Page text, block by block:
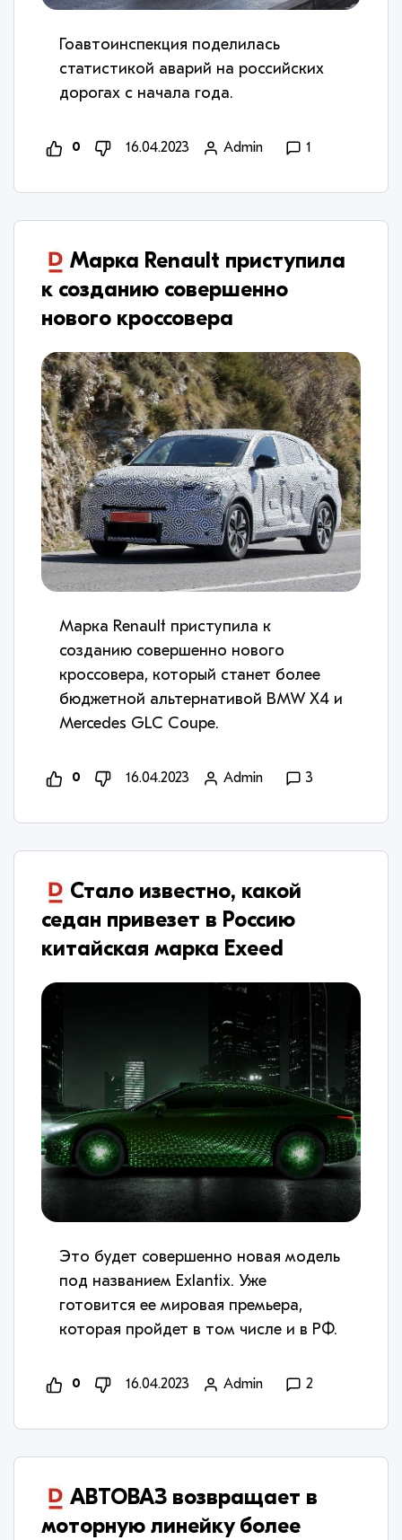
Гоавтоинспекция поделилась
статистикой аварий на российских
дорогах с начала года.
0 16.04.2023 Admin 1
​Марка Renault приступила
к созданию совершенно
нового кроссовера
Марка Renault приступила к
созданию совершенно нового
кроссовера, который станет более
бюджетной альтернативой BMW X4 и
Mercedes GLC Coupe.
0 16.04.2023 Admin 3
​Стало известно, какой
седан привезет в Россию
китайская марка Exeed
Это будет совершенно новая модель
под названием Exlantix. Уже
готовится ее мировая премьера,
которая пройдет в том числе и в РФ.
0 16.04.2023 Admin 2
​АВТОВАЗ возвращает в
моторную линейку более